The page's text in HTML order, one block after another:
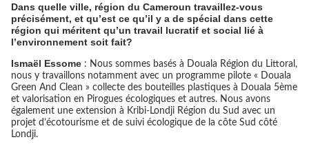
Dans quelle ville, région du Cameroun travaillez-vous
précisément, et qu’est ce qu’il y a de spécial dans cette
région qui méritent qu’un travail lucratif et social lié à
l’environnement soit fait?
Ismaël Essome: Nous sommes basés à Douala Région du Littoral,
nous y travaillons notamment avec un programme pilote « Douala
Green And Clean » collecte des bouteilles plastiques à Douala 5ème
et valorisation en Pirogues écologiques et autres. Nous avons
également une extension à Kribi-Londji Région du Sud avec un
projet d’écotourisme et de suivi écologique de la côte Sud côté
Londji.